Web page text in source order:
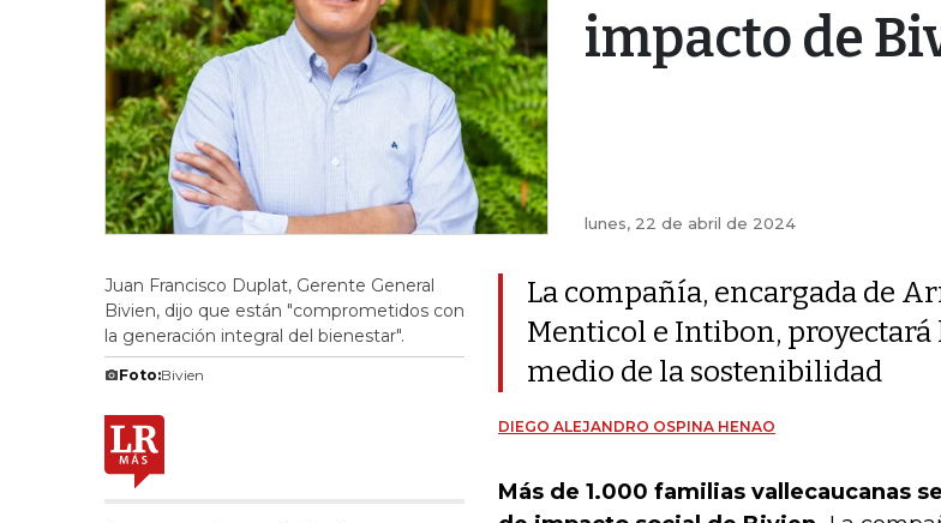
impacto de
lunes, 22 de abril de 2024
Juan Francisco Duplat, Gerente General
Bivien, dijo que están "comprometidos con
la generación integral del bienestar".
Foto:Bivien
La compañía, encargada de
Menticol e Intibon, proyectará
medio de la sostenibilidad
DIEGO ALEJANDRO OSPINA HENAO
Más de 1.000 familias vallecaucanas